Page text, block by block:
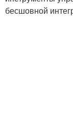
бесшовной